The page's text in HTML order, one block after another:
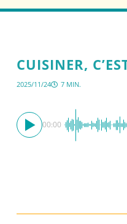
CUISINER,
2025/11/24 7 MIN.
00:00